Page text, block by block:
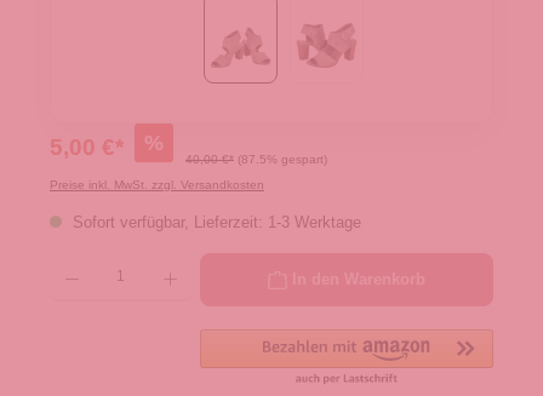
5,00 €* %
40,00 €* (87.5% gespart)
Preise inkl. MwSt. zzgl. Versandkosten
Sofort verfügbar, Lieferzeit: 1-3 Werktage